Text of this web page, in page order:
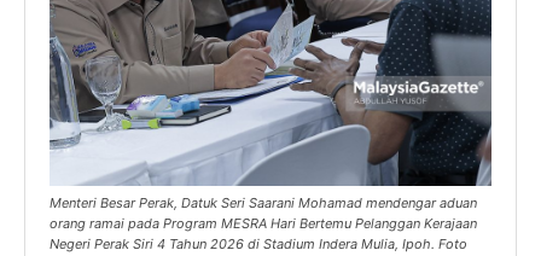
Menteri Besar Perak, Datuk Seri Saarani Mohamad mendengar aduan
orang ramai pada Program MESRA Hari Bertemu Pelanggan Kerajaan
Negeri Perak Siri 4 Tahun 2026 di Stadium Indera Mulia, Ipoh. Foto